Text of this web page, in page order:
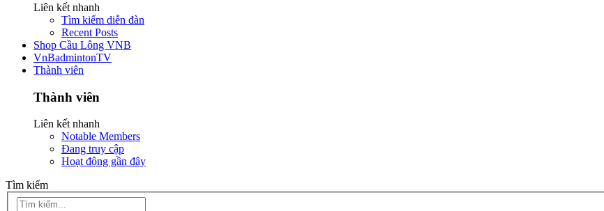
Liên kết nhanh
Tìm kiếm diễn đàn
Recent Posts
Shop Cầu Lông VNB
VnBadmintonTV
Thành viên
Thành viên
Liên kết nhanh
Notable Members
Đang truy cập
Hoạt động gần đây
Tìm kiếm